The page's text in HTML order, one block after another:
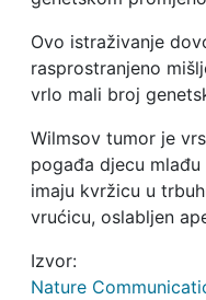
Ovo istraživanje
rasprostranjeno
vrlo mali broj
Wilmsov tumor je
pogađa djecu
imaju kvržicu u
vrućicu, oslabljen
Izvor:
Nature